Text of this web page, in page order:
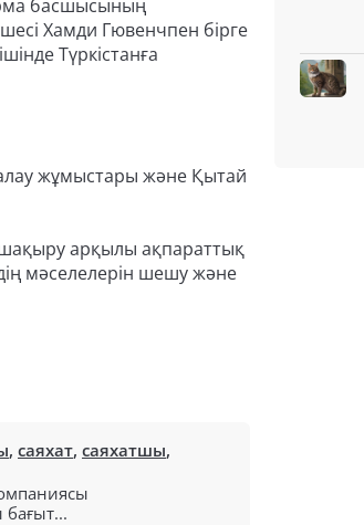
басшысының
Хамди Гювенчпен бірге
Түркістанға
жұмыстары және Қытай
шақыру арқылы ақпараттық
мәселелерін шешу және
, саяхат, саяхатшы,